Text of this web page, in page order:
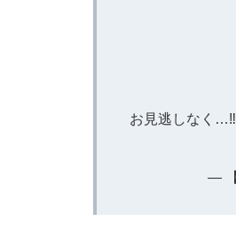
お見逃しなく
—